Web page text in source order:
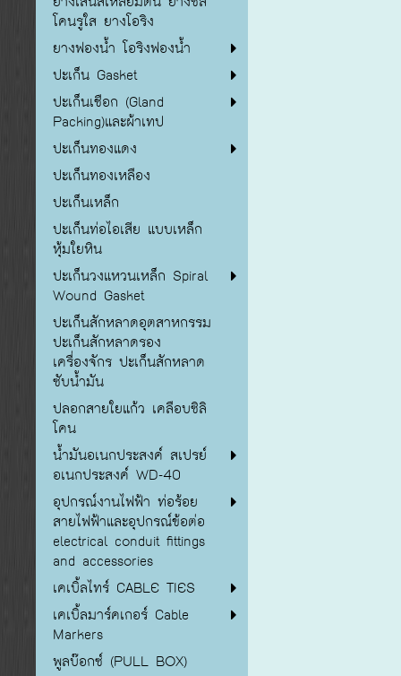
โคนรูใส ยางโอริง
ยางฟองน้ำ โอริงฟองน้ำ
ปะเก็น Gasket
ปะเก็นเชือก (Gland
Packing)และผ้าเทป
ปะเก็นทองแดง
ปะเก็นทองเหลือง
ปะเก็นเหล็ก
ปะเก็นท่อไอเสีย แบบเหล็ก
หุ้มใยหิน
ปะเก็นวงแหวนเหล็ก Spiral
Wound Gasket
ปะเก็นสักหลาดอุตสาหกรรม
ปะเก็นสักหลาดรอง
เครื่องจักร ปะเก็นสักหลาด
ซับน้ำมัน
ปลอกสายใยแก้ว เคลือบซิลิ
โคน
น้ำมันอเนกประสงค์ สเปรย์
อเนกประสงค์ WD-40
อุปกรณ์งานไฟฟ้า ท่อร้อย
สายไฟฟ้าและอุปกรณ์ข้อต่อ
electrical conduit fittings
and accessories
เคเบิ้ลไทร์ CABLE TIES
เคเบิ้ลมาร์คเกอร์ Cable
Markers
พูลบ๊อกซ์ (PULL BOX)